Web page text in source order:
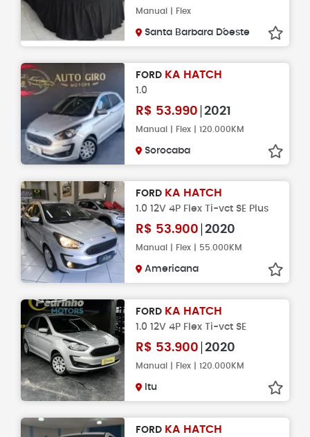
Manual | Flex
Santa Barbara D´oeste
FORD KA HATCH
1.0
R$ 53.990 2021
Manual | Flex | 120.000KM
Sorocaba
FORD KA HATCH
1.0 12V 4P Flex Ti-vct SE Plus
R$ 53.900 2020
Manual | Flex | 55.000KM
Americana
FORD KA HATCH
1.0 12V 4P Flex Ti-vct SE
R$ 53.900 2020
Manual | Flex | 120.000KM
Itu
FORD KA HATCH